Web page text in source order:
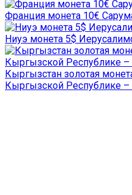
Франция монета 10€
Ниуэ монета 5$
Кыргызстан золотая
Кыргызской Республике –